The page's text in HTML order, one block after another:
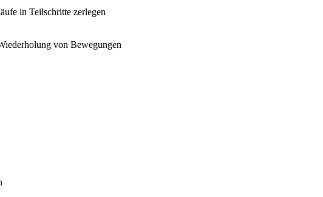
in Teilschritte zerlegen
von Bewegungen